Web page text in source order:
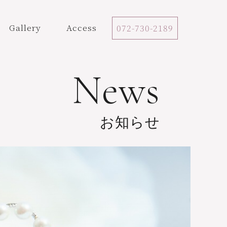
Gallery Access 072-730-2189
News
お知らせ